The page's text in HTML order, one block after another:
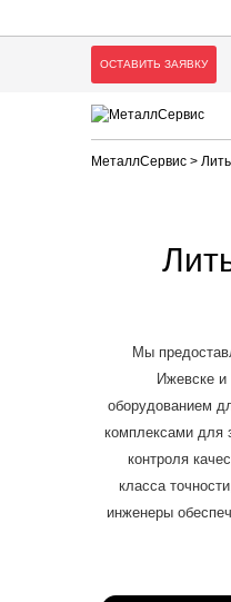
ОСТАВИТЬ ЗАЯВКУ
МеталлСервис >
Мы
Ижевске и
оборудованием
комплексами для
контроля
класса
инженеры